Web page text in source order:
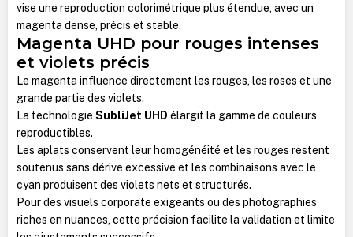
vise une reproduction colorimétrique plus étendue, avec un
magenta dense, précis et stable.
Magenta UHD pour rouges intenses
et violets précis
Le magenta influence directement les rouges, les roses et une
grande partie des violets.
La technologie SubliJet UHD élargit la gamme de couleurs
reproductibles.
Les aplats conservent leur homogénéité et les rouges restent
soutenus sans dérive excessive et les combinaisons avec le
cyan produisent des violets nets et structurés.
Pour des visuels corporate exigeants ou des photographies
riches en nuances, cette précision facilite la validation et limite